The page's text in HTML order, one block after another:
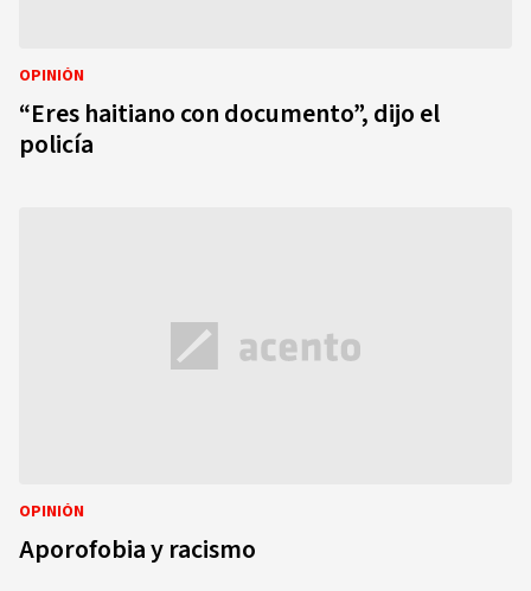
OPINIÓN
“Eres haitiano con documento”, dijo el
policía
OPINIÓN
Aporofobia y racismo